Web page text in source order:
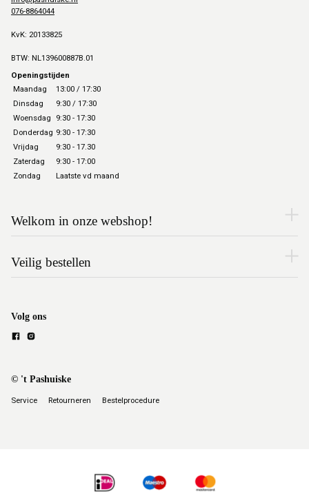
076-8864044
KvK: 20133825
BTW: NL139600887B.01
Openingstijden
Maandag
13:00 / 17:30
Dinsdag
9:30 / 17:30
Woensdag
9:30 - 17:30
Donderdag 9:30 - 17:30
Vrijdag
9:30 - 17.30
Zaterdag
9:30 - 17:00
Zondag
Laatste vd maand
Welkom in onze webshop!
Veilig bestellen
Volg ons
© 't Pashuiske
Service Retourneren Bestelprocedure